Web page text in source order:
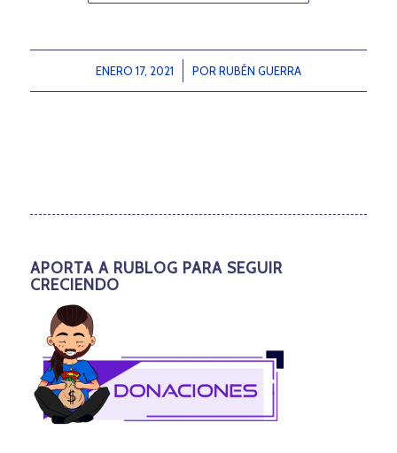
ENERO 17, 2021
/ POR RUBÉN GUERRA
APORTA A RUBLOG PARA SEGUIR
CRECIENDO